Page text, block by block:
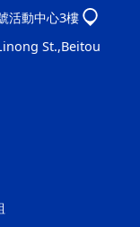
活動中心3樓
St.,Beitou